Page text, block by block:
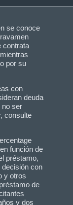
se conoce
contrata
por su
con
deuda
no ser
consulte
función de
préstamo,
decisión con
y otros
de
y dos